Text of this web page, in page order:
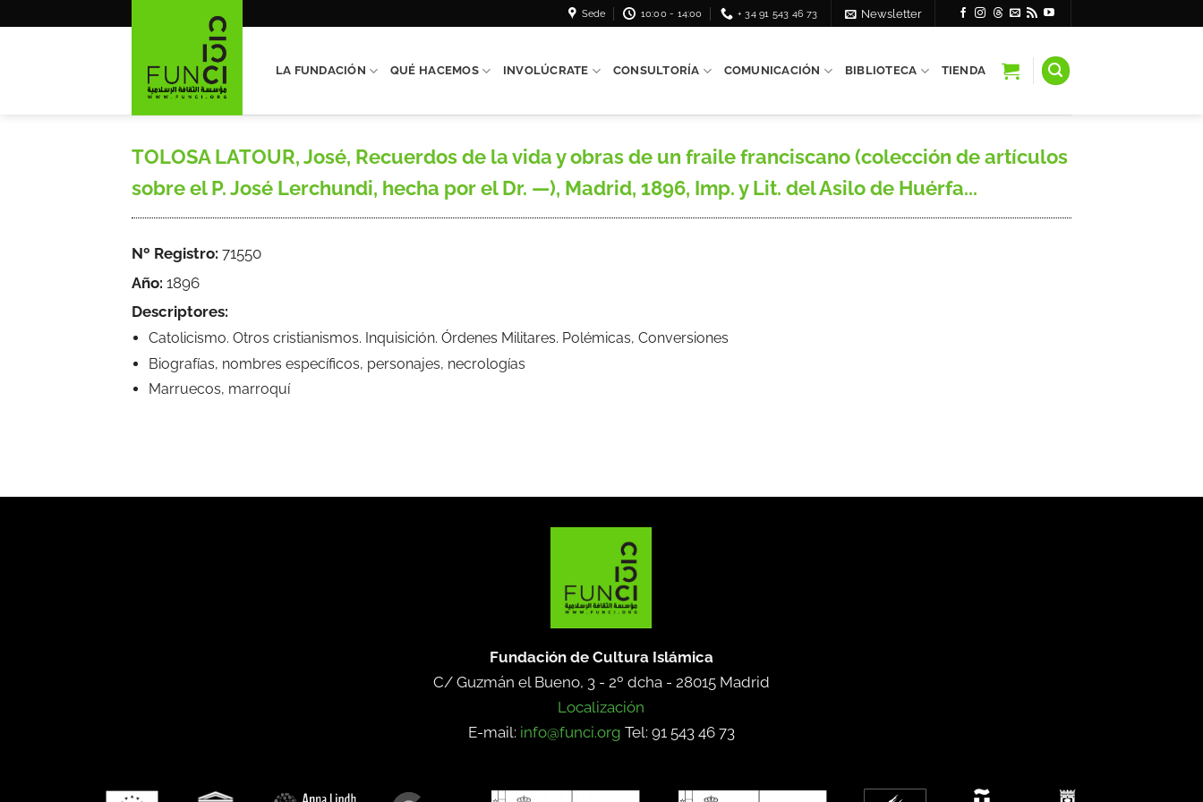
Sede 10:00 - 14:00 + 34 91 543 46 73 Newsletter
LA FUNDACIÓN QUÉ HACEMOS INVOLÚCRATE CONSULTORÍA COMUNICACIÓN BIBLIOTECA TIENDA
TOLOSA LATOUR, José, Recuerdos de la vida y obras de un fraile franciscano (colección de artículos
sobre el P. José Lerchundi, hecha por el Dr. —), Madrid, 1896, Imp. y Lit. del Asilo de Huérfa...
Nº Registro: 71550
Año: 1896
Descriptores:
Catolicismo. Otros cristianismos. Inquisición. Órdenes Militares. Polémicas, Conversiones
Biografías, nombres específicos, personajes, necrologías
Marruecos, marroquí
Fundación de Cultura Islámica
C/ Guzmán el Bueno, 3 - 2º dcha - 28015 Madrid
Localización
E-mail: info@funci.org Tel: 91 543 46 73